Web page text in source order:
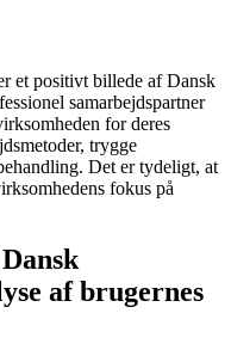
et positivt billede af Dansk
samarbejdspartner
for deres
trygge
Det er tydeligt, at
fokus på
af brugernes